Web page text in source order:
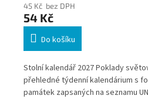
45 Kč bez DPH
54 Kč
Do košíku
Stolní kalendář 2027 Poklady
přehledné týdenní kalendárium s
památek zapsaných na seznamu